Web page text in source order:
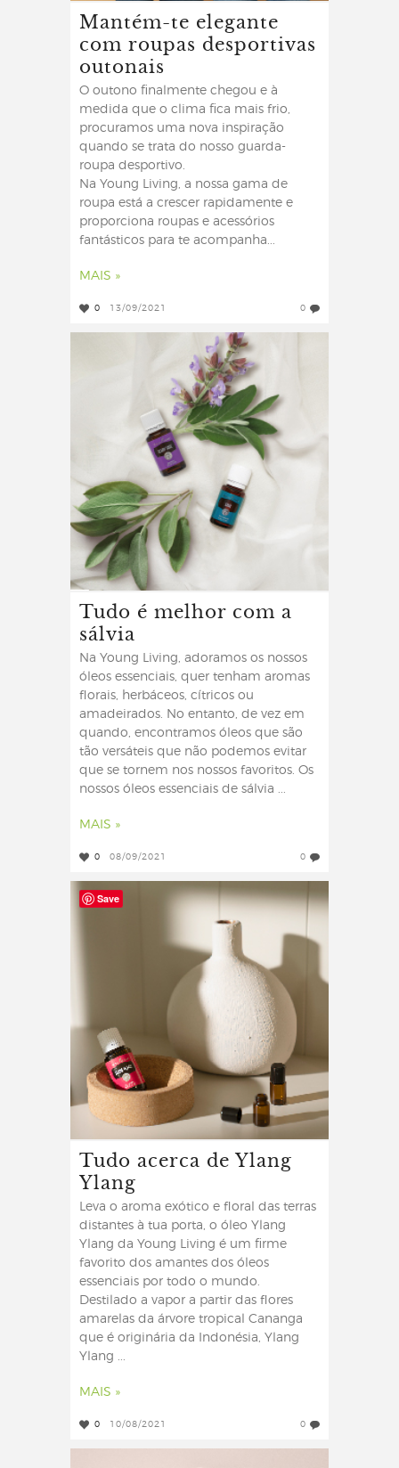
Mantém-te elegante
com roupas desportivas
outonais
O outono finalmente chegou e à
medida que o clima fica mais frio,
procuramos uma nova inspiração
quando se trata do nosso guarda-
roupa desportivo.
Na Young Living, a nossa gama de
roupa está a crescer rapidamente e
proporciona roupas e acessórios
fantásticos para te acompanha...
MAIS »
0 13/09/2021 0
Tudo é melhor com a
sálvia
Na Young Living, adoramos os nossos
óleos essenciais, quer tenham aromas
florais, herbáceos, cítricos ou
amadeirados. No entanto, de vez em
quando, encontramos óleos que são
tão versáteis que não podemos evitar
que se tornem nos nossos favoritos. Os
nossos óleos essenciais de sálvia ...
MAIS »
0 08/09/2021 0
Tudo acerca de Ylang
Ylang
Leva o aroma exótico e floral das terras
distantes à tua porta, o óleo Ylang
Ylang da Young Living é um firme
favorito dos amantes dos óleos
essenciais por todo o mundo.
Destilado a vapor a partir das flores
amarelas da árvore tropical Cananga
que é originária da Indonésia, Ylang
Ylang ...
MAIS »
0 10/08/2021 0
Save